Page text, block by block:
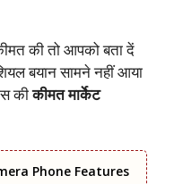
की तो आपको बता दें
बयान सामने नहीं आया
कीकीमत मार्केट
Phone Features